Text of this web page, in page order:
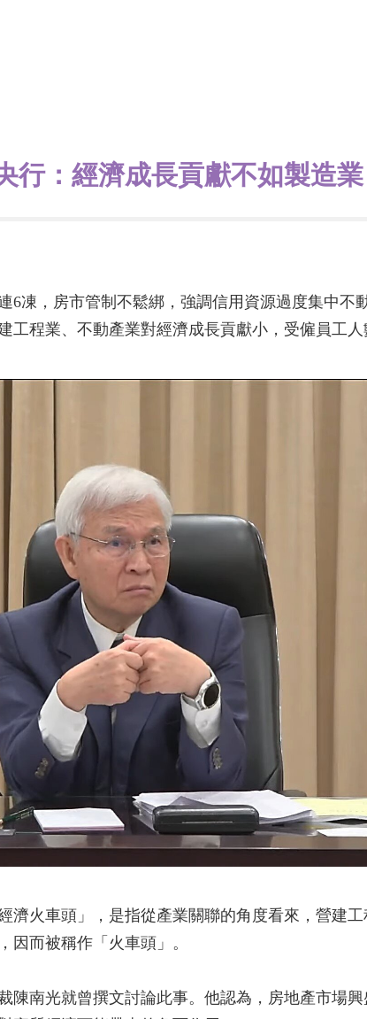
：經濟成長貢獻不如製造業
6凍，房市管制不鬆綁，強調信用資源過度集中不
工程業、不動產業對經濟成長貢獻小，受僱員工人
濟火車頭」，是指從產業關聯的角度看來，營建
因而被稱作「火車頭」。
陳南光就曾撰文討論此事。他認為，房地產市場